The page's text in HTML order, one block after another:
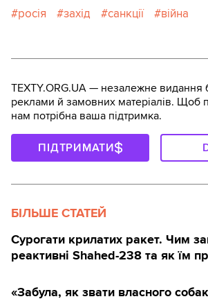
росія захід санкції війна
TEXTY.ORG.UA — незалежне видання
реклами й замовних матеріалів. Щоб
нам потрібна ваша підтримка.
ПІДТРИМАТИ
БІЛЬШЕ СТАТЕЙ
Сурогати крилатих ракет. Чим
реактивні Shahed-238 та як їм
«Забула, як звати власного